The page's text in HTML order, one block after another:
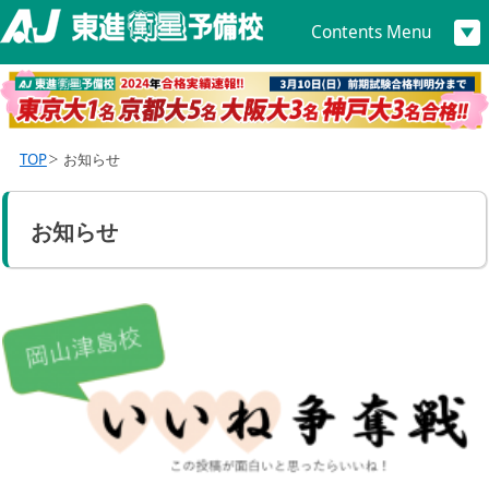
Contents Menu
TOP お知らせ
お知らせ